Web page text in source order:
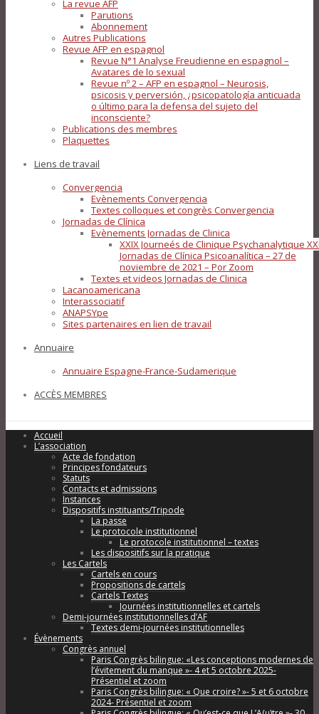
La revue AFP
Parutions
Abonnement
Autres Publications
Revue AFP en espagnol
Revue N°1 Analyse Freudienne en espagnol –
Avatares de lo sexual
Revue nº 2 – AFP en espagnol – Neurosis,
psicosis y perversión, ¿psicopatología anticuada
o último para la defensa del sujeto del
inconsciente?
Publications des membres
Plaquettes
Liens de travail
Convergencia
Evènements Convergencia
Textes colloques et congrès Convergencia
Jornadas de Clínica
Evènements Jornadas de Clinica
XXIX Journeés de Clinique Psychanalytique
Jornadas de Clínica Psicoanalítica – 27 de
noviembre de 2021 – Por Zoom
Textes et videos Jornadas de Clinica
Lacanoamericana
Interassociatif
ANAPSYpe
Sites partenaires en lien de travail
Annuaire
Annuaire Espagne-France-Sudamerique
ACCÈS MEMBRES
Accueil
L’association
Acte de fondation
Principes fondateurs
Statuts
Contacts et admissions
Instances
Dispositifs instituants/Tripode
La passe
Le protocole institutionnel
Le protocole institutionnel – textes
Les dispositifs sur la pratique
Les Cartels
Cartels en cours
Propositions de cartels
Cartels Textes
Journées institutionnelles et cartels
Demi-journées institutionnelles d’AF
Textes demi-journées institutionnelles
Évènements
Congrès annuel
Paris Congrès bilingue: «Les conceptions modernes de
l’évitement du manque »- 4 et 5 octobre 2025-
Présentiel et zoom
Paris Congrès bilingue: « Que croire? »- 5 et 6 octobre
2024- Présentiel et zoom